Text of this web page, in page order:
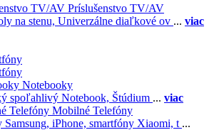
Príslušenstvo TV/AV
na stenu, Univerzálne diaľkové ov ... viac
Notebooky
spoľahlivý Notebook, Štúdium ... viac
Mobilné Telefóny
Samsung, iPhone, smartfóny Xiaomi, t ...